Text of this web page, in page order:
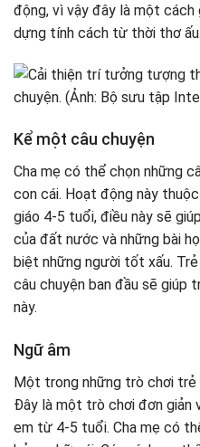
động, vì vậy đây là một
dựng tính cách từ thời thơ ấu.
Kể một câu chuyện
Cha mẹ có thể chọn những
con cái. Hoạt động này
giáo 4-5 tuổi, điều này sẽ
của đất nước và những bài
biệt những người tốt xấu.
câu chuyện ban đầu sẽ giúp
này.
Ngữ âm
Một trong những trò chơi trẻ
Đây là một trò chơi đơn giản
em từ 4-5 tuổi. Cha mẹ có